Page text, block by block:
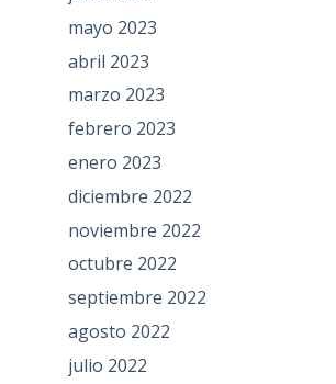
mayo 2023
abril 2023
marzo 2023
febrero 2023
enero 2023
diciembre 2022
noviembre 2022
octubre 2022
septiembre 2022
agosto 2022
julio 2022